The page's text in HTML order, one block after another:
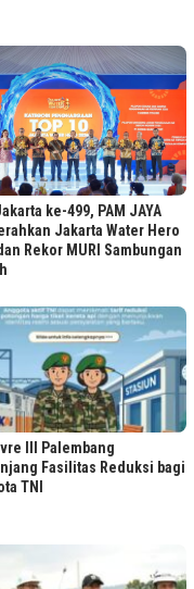
ke-499, PAM JAYA
Jakarta Water Hero
Rekor MURI Sambungan
III Palembang
Fasilitas Reduksi bagi
TNI